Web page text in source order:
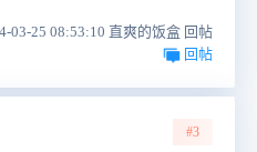
03-25 08:53:10 直爽的饭盒 回帖
回帖
#3